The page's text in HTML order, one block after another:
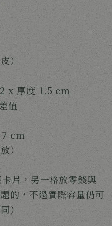
）
x 厚度 1.5 cm
值
7 cm
）
卡片，另一格放零錢與
的，不過實際容量仍可
）